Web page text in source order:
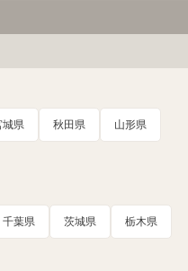
城県 秋田県 山形県
千葉県 茨城県 栃木県